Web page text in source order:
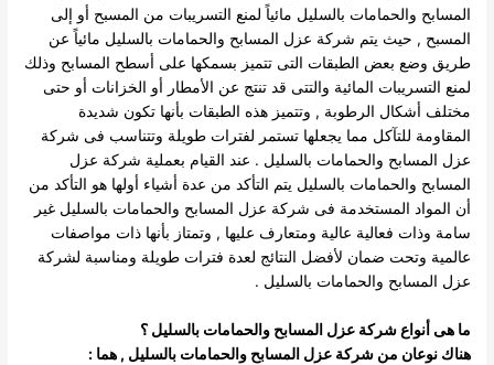
المسابح والحمامات بالسليل مائياً لمنع التسريبات من المسبح أو إلى
المسبح , حيث يتم شركة عزل المسابح والحمامات بالسليل مائياً عن
طريق وضع بعض الطبقات التى تتميز بسمكها على أسطح المسابح وذلك
لمنع التسريبات المائية والتتى قد تنتج عن الأمطار أو الخزانات أو حتى
مختلف أشكال الرطوبة , وتتميز هذه الطبقات بأنها تكون شديدة
المقاومة للتآكل مما يجعلها تستمر لفترات طويلة وتتناسب فى شركة
عزل المسابح والحمامات بالسليل . عند القيام بعملية شركة عزل
المسابح والحمامات بالسليل يتم التأكد من عدة أشياء أولها هو التأكد من
أن المواد المستخدمة فى شركة عزل المسابح والحمامات بالسليل غير
سامة وذات فعالية عالية ومتعارف عليها , وتمتاز بأنها ذات مواصفات
عالمية وتحت ضمان لأفضل النتائج لعدة فترات طويلة ومناسبة لشركة
عزل المسابح والحمامات بالسليل .
ما هى أنواع شركة عزل المسابح والحمامات بالسليل ؟
هناك نوعان من شركة عزل المسابح والحمامات بالسليل , هما :